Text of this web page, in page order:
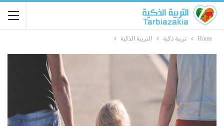
Home تربية ذكية التربية الذكية